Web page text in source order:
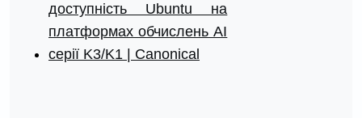
доступність Ubuntu на
платформах обчислень AI
серії K3/K1 | Canonical